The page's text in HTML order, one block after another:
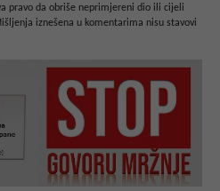
pravo da obriše neprimjereni dio ili cijeli
iznešena u komentarima nisu stavovi